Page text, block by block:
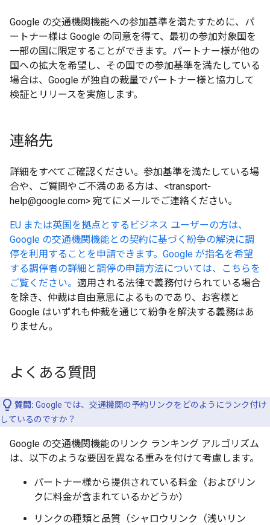
Google の交通機関機能への参加基準を満たすために、パ
ートナー様は Google の同意を得て、最初の参加対象国を
一部の国に限定することができます。パートナー様が他の
国への拡大を希望し、その国での参加基準を満たしている
場合は、Google が独自の裁量でパートナー様と協力して
検証とリリースを実施します。
連絡先
詳細をすべてご確認ください。参加基準を満たしている場
合や、ご質問やご不満のある方は、<transport-
help@google.com> 宛てにメールでご連絡ください。
EU または英国を拠点とするビジネス ユーザーの方は、
Google の交通機関機能との契約に基づく紛争の解決に調
停を利用することを申請できます。Google が指名を希望
する調停者の詳細と調停の申請方法については、こちらを
ご覧ください。 適用される法律で義務付けられている場合
を除き、仲裁は自由意思によるものであり、お客様と
Google はいずれも仲裁を通じて紛争を解決する義務はあ
りません。
よくある質問
質問: Google では、交通機関の予約リンクをどのようにランク付け
しているのですか？
Google の交通機関機能のリンク ランキング アルゴリズム
は、以下のような要因を異なる重みを付けて考慮します。
パートナー様から提供されている料金（およびリン
クに料金が含まれているかどうか）
リンクの種類と品質（シャロウリンク（浅いリン